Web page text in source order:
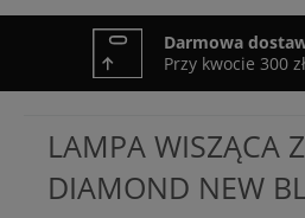
Darmowa
Przy kwocie 300 zł
LAMPA WISZĄCA
DIAMOND NEW